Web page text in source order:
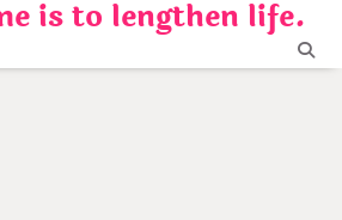
is to lengthen life.